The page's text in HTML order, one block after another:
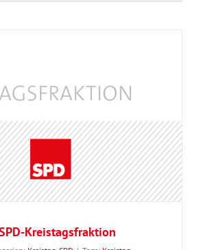
Kreistagsfraktion